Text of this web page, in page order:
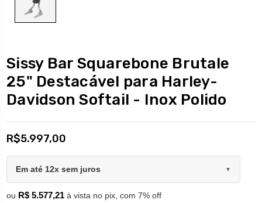
Sissy Bar Squarebone Brutale
25" Destacável para Harley-
Davidson Softail - Inox Polido
R$5.997,00
Em até 12x sem juros ▼
ou R$ 5.577,21 à vista no pix, com 7% off